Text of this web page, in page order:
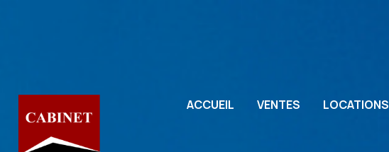
ACCUEIL VENTES LOCATIONS